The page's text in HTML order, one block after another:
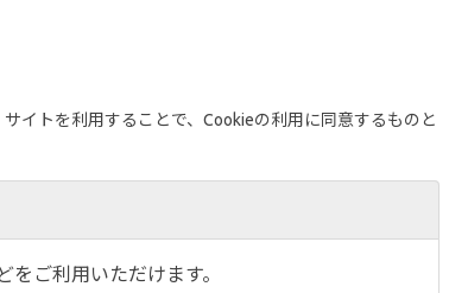
イトを利用することで、Cookieの利用に同意するものと
ご利用いただけます。